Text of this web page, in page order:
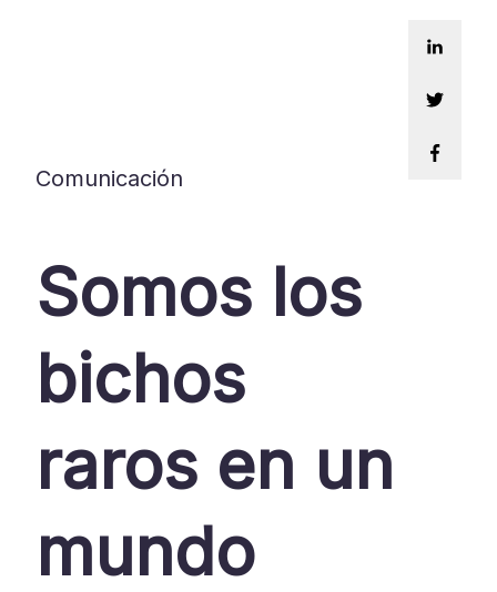
Comunicación
Somos los
bichos
raros en un
mundo